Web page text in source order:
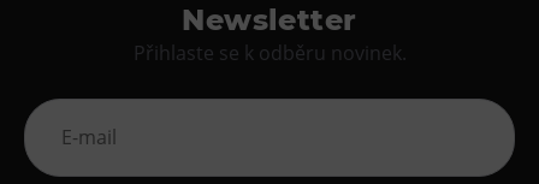
Newsletter
Přihlaste se k odběru novinek.